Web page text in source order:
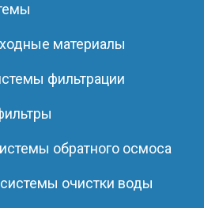
материалы
фильтрации
обратного осмоса
очистки воды